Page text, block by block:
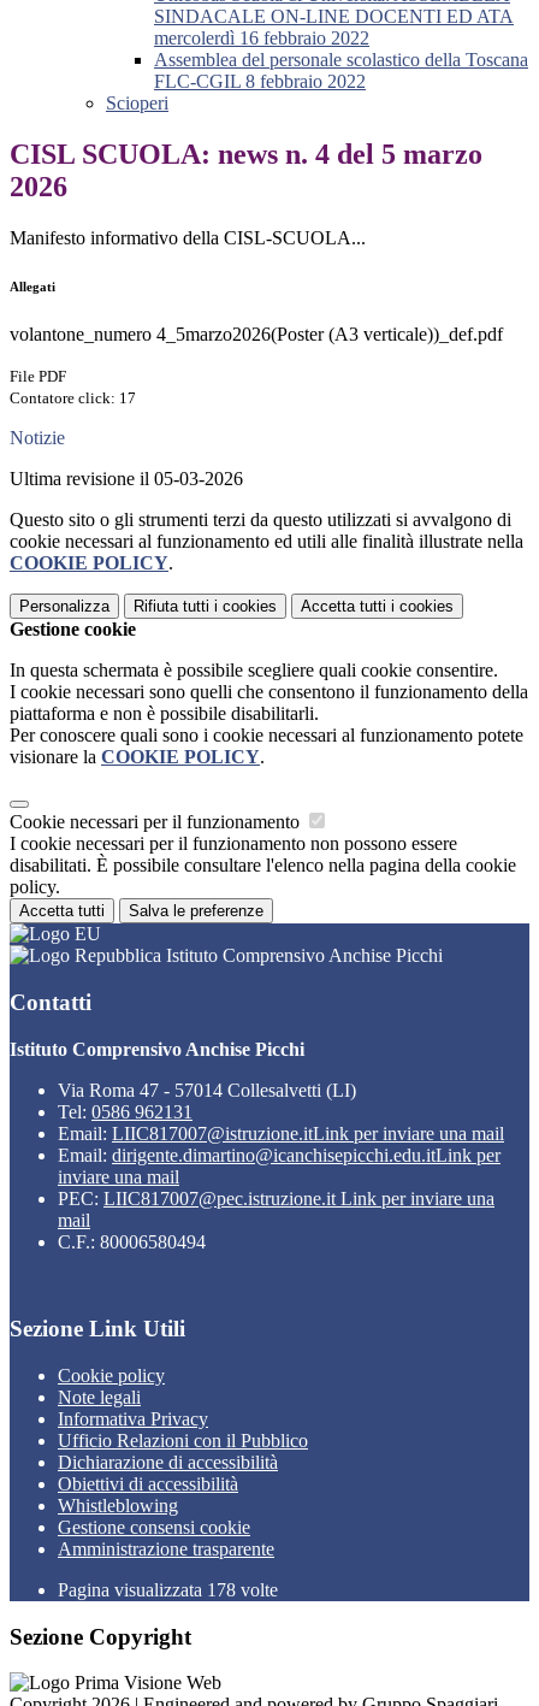
SINDACALE ON-LINE DOCENTI ED ATA
mercolerdì 16 febbraio 2022
Assemblea del personale scolastico della Toscana
FLC-CGIL 8 febbraio 2022
Scioperi
CISL SCUOLA: news n. 4 del 5 marzo
2026
Manifesto informativo della CISL-SCUOLA...
Allegati
volantone_numero 4_5marzo2026(Poster (A3 verticale))_def.pdf
File PDF
Contatore click: 17
Notizie
Ultima revisione il 05-03-2026
Questo sito o gli strumenti terzi da questo utilizzati si avvalgono di
cookie necessari al funzionamento ed utili alle finalità illustrate nella
COOKIE POLICY.
Personalizza Rifiuta tutti i cookies Accetta tutti i cookies
Gestione cookie
In questa schermata è possibile scegliere quali cookie consentire.
I cookie necessari sono quelli che consentono il funzionamento della
piattaforma e non è possibile disabilitarli.
Per conoscere quali sono i cookie necessari al funzionamento potete
visionare la COOKIE POLICY.
Cookie necessari per il funzionamento
I cookie necessari per il funzionamento non possono essere
disabilitati. È possibile consultare l'elenco nella pagina della cookie
policy.
Accetta tutti Salva le preferenze
Istituto Comprensivo Anchise Picchi
Contatti
Istituto Comprensivo Anchise Picchi
Via Roma 47 - 57014 Collesalvetti (LI)
Tel: 0586 962131
Email: LIIC817007@istruzione.itLink per inviare una mail
Email: dirigente.dimartino@icanchisepicchi.edu.itLink per
inviare una mail
PEC: LIIC817007@pec.istruzione.it Link per inviare una
mail
C.F.: 80006580494
Sezione Link Utili
Cookie policy
Note legali
Informativa Privacy
Ufficio Relazioni con il Pubblico
Dichiarazione di accessibilità
Obiettivi di accessibilità
Whistleblowing
Gestione consensi cookie
Amministrazione trasparente
Pagina visualizzata 178 volte
Sezione Copyright